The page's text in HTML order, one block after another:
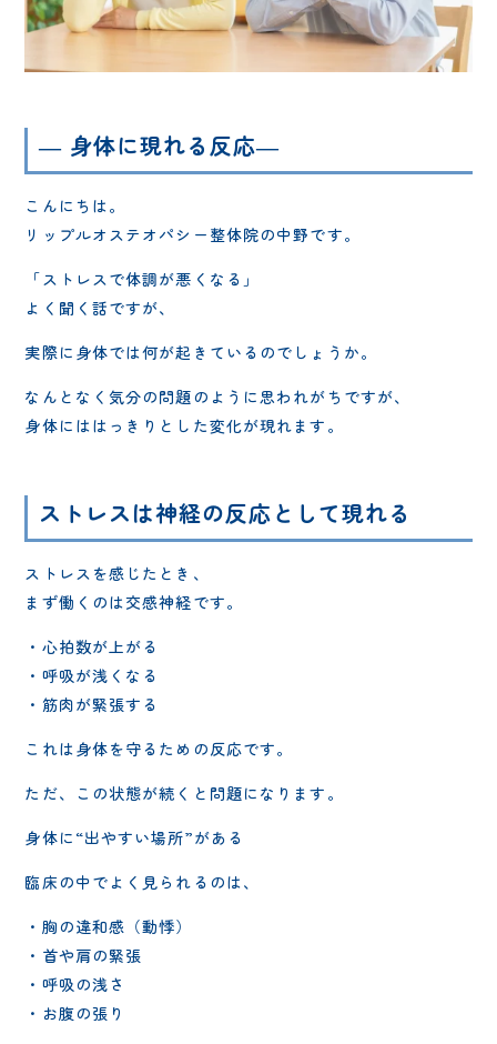
― 身体に現れる反応―
こんにちは。
リップルオステオパシー整体院の中野です。
「ストレスで体調が悪くなる」
よく聞く話ですが、
実際に身体では何が起きているのでしょうか。
なんとなく気分の問題のように思われがちですが、
身体にははっきりとした変化が現れます。
ストレスは神経の反応として現れる
ストレスを感じたとき、
まず働くのは交感神経です。
・心拍数が上がる
・呼吸が浅くなる
・筋肉が緊張する
これは身体を守るための反応です。
ただ、この状態が続くと問題になります。
身体に“出やすい場所”がある
臨床の中でよく見られるのは、
・胸の違和感（動悸）
・首や肩の緊張
・呼吸の浅さ
・お腹の張り